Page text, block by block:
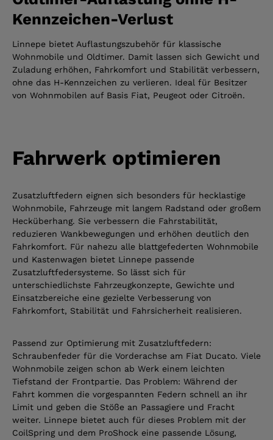
Kennzeichen-Verlust
Linnepe bietet Auflastungszubehör für klassische
Wohnmobile und Oldtimer. Damit lassen sich Gewicht und
Zuladung erhöhen, Fahrkomfort und Stabilität verbessern,
ohne das H-Kennzeichen zu verlieren. Ideal für Besitzer
von Wohnmobilen auf Basis Fiat, Peugeot oder Citroën.
Fahrwerk optimieren
Zusatzluftfedern eignen sich besonders für hecklastige
Wohnmobile, Fahrzeuge mit langem Radstand oder großem
Hecküberhang. Sie verbessern die Fahrstabilität,
reduzieren Wankbewegungen und erhöhen deutlich den
Fahrkomfort. Für nahezu alle blattgefederten Wohnmobile
und Kastenwagen bietet Linnepe passende
Zusatzluftfedersysteme. So lässt sich für
unterschiedlichste Fahrzeugkonzepte, Gewichte und
Einsatzbereiche eine gezielte Verbesserung von
Fahrkomfort, Stabilität und Fahrsicherheit realisieren.
Passend zur Optimierung mit Zusatzluftfedern:
Schraubenfeder für die Vorderachse am Fiat Ducato. Viele
Wohnmobile zeigen schon ab Werk einem leichten
Tiefstand der Frontpartie. Das Problem: Während der
Fahrt kommen die vorgespannten Federn schnell an ihr
Limit und geben die Stöße an Passagiere und Fracht
weiter. Linnepe bietet auch für dieses Problem mit der
CoilSpring und dem ProShock eine passende Lösung,